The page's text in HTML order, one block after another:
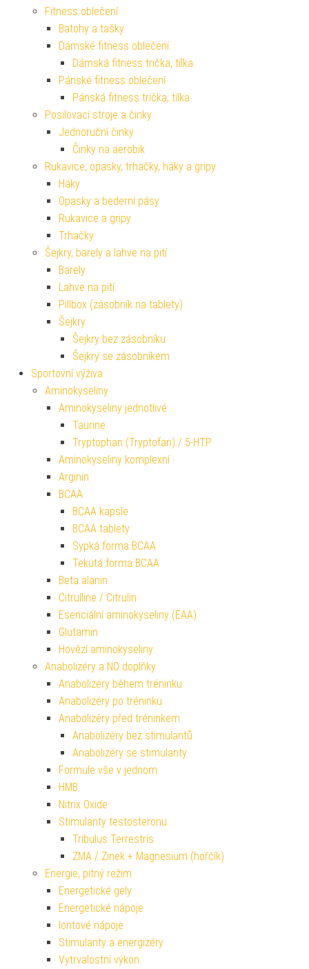
Fitness oblečení
Batohy a tašky
Dámské fitness oblečení
Dámská fitness trička, tílka
Pánské fitness oblečení
Pánská fitness trička, tílka
Posilovací stroje a činky
Jednoruční činky
Činky na aerobik
Rukavice, opasky, trhačky, háky a gripy
Háky
Opasky a bederní pásy
Rukavice a gripy
Trhačky
Šejkry, barely a lahve na pití
Barely
Lahve na pití
Pillbox (zásobník na tablety)
Šejkry
Šejkry bez zásobníku
Šejkry se zásobníkem
Sportovní výživa
Aminokyseliny
Aminokyseliny jednotlivé
Taurine
Tryptophan (Tryptofan) / 5-HTP
Aminokyseliny komplexní
Arginin
BCAA
BCAA kapsle
BCAA tablety
Sypká forma BCAA
Tekutá forma BCAA
Beta alanin
Citrulline / Citrulin
Esenciální aminokyseliny (EAA)
Glutamin
Hovězí aminokyseliny
Anabolizéry a NO doplňky
Anabolizéry během tréninku
Anabolizéry po tréninku
Anabolizéry před tréninkem
Anabolizéry bez stimulantů
Anabolizéry se stimulanty
Formule vše v jednom
HMB
Nitrix Oxide
Stimulanty testosteronu
Tribulus Terrestris
ZMA / Zinek + Magnesium (hořčík)
Energie, pitný režim
Energetické gely
Energetické nápoje
Iontové nápoje
Stimulanty a energizéry
Vytrvalostní výkon